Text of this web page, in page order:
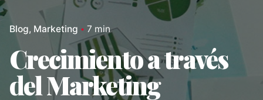
Blog Marketing 7 min
Crecimiento a través
del Marketing